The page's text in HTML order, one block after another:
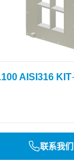
AISI316 KIT
联系我们